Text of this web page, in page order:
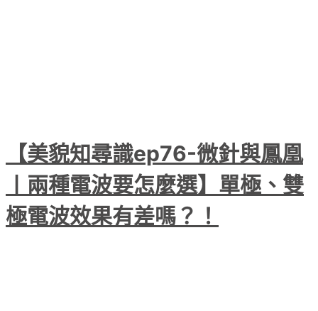
【美貌知尋識ep76-微針與鳳凰
〡兩種電波要怎麼選】單極、雙
極電波效果有差嗎？！